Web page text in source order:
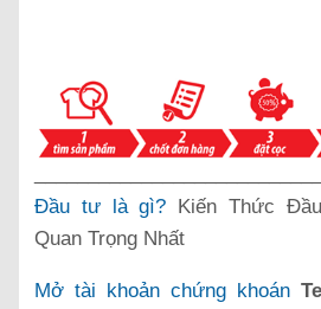
Đầu tư là gì? Kiến Thức
Quan Trọng Nhất
Mở tài khoản chứng khoán